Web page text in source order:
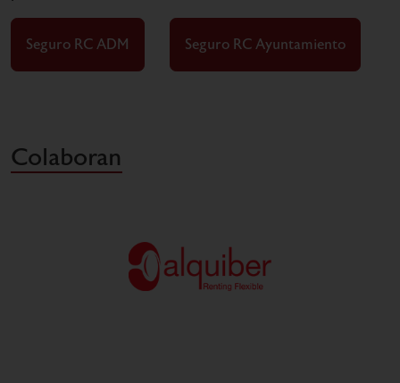
Seguro RC ADM Seguro RC Ayuntamiento
Colaboran